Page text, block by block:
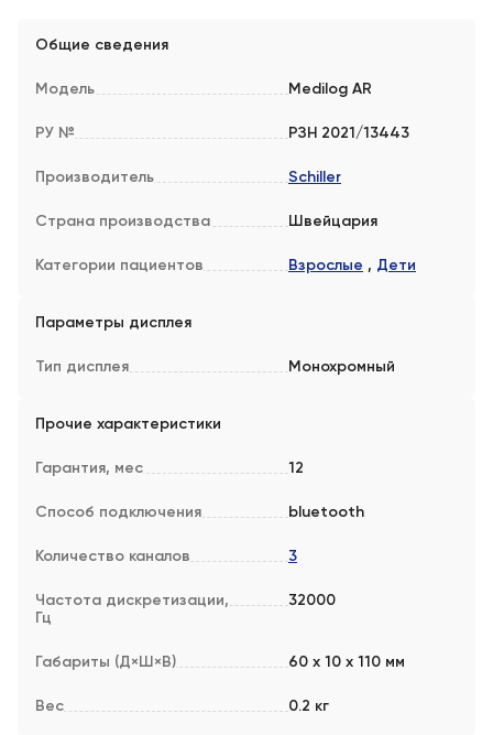
Общие сведения
Модель Medilog AR
РУ № РЗН 2021/13443
Производитель Schiller
Страна производства Швейцария
Категории пациентов Взрослые , Дети
Параметры дисплея
Тип дисплея Монохромный
Прочие характеристики
Гарантия, мес 12
Способ подключения bluetooth
Количество каналов 3
Частота дискретизации,
Гц
32000
Габариты (Д×Ш×В) 60 x 10 x 110 мм
Вес 0.2 кг